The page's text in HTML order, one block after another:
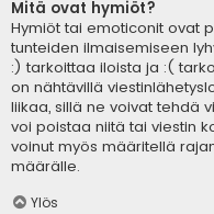
Mitä ovat hymiöt?
Hymiöt tai emoticonit ovat
tunteiden ilmaisemiseen
:) tarkoittaa iloista ja :(
on nähtävillä
liikaa, sillä ne voivat tehdä
voi poistaa niitä tai viestin
voinut myös määritellä
määrälle.
Ylös